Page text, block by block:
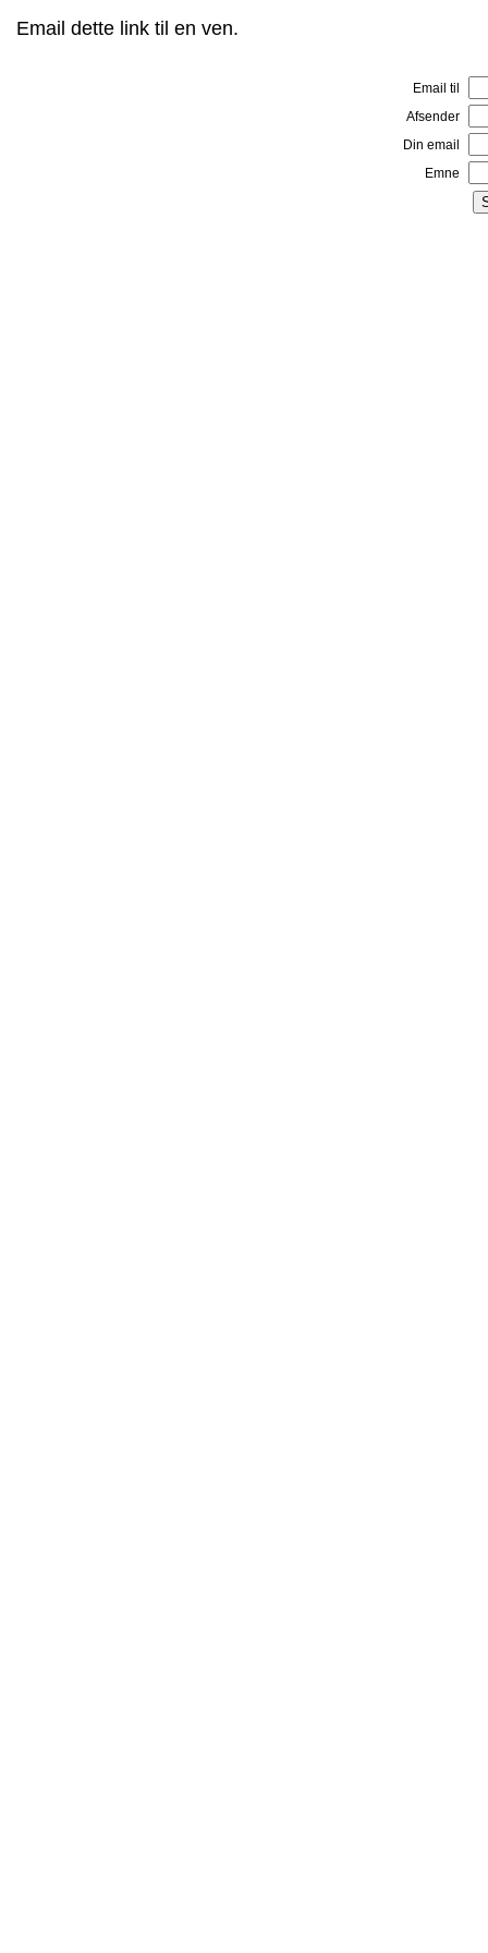
Email dette link til en ven.
Email til
Afsender
Din email
Emne